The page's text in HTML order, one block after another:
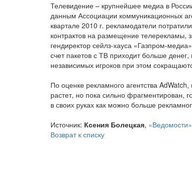
Телевидение – крупнейшее медиа в
данным Ассоциации коммуникационных
квартале 2010 г. рекламодатели
контрактов на размещение телерекламы,
гендиректор сейлз-хауса «Газпром-
счет пакетов с ТВ приходит больше
независимых игроков при этом
По оценке рекламного агентства
растет, но пока сильно фрагментирован,
в своих руках как можно больше
Источник: Ксения Болецкая, «Ведомости»
Возврат к списку